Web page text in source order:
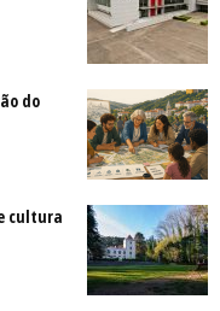
do
cultura